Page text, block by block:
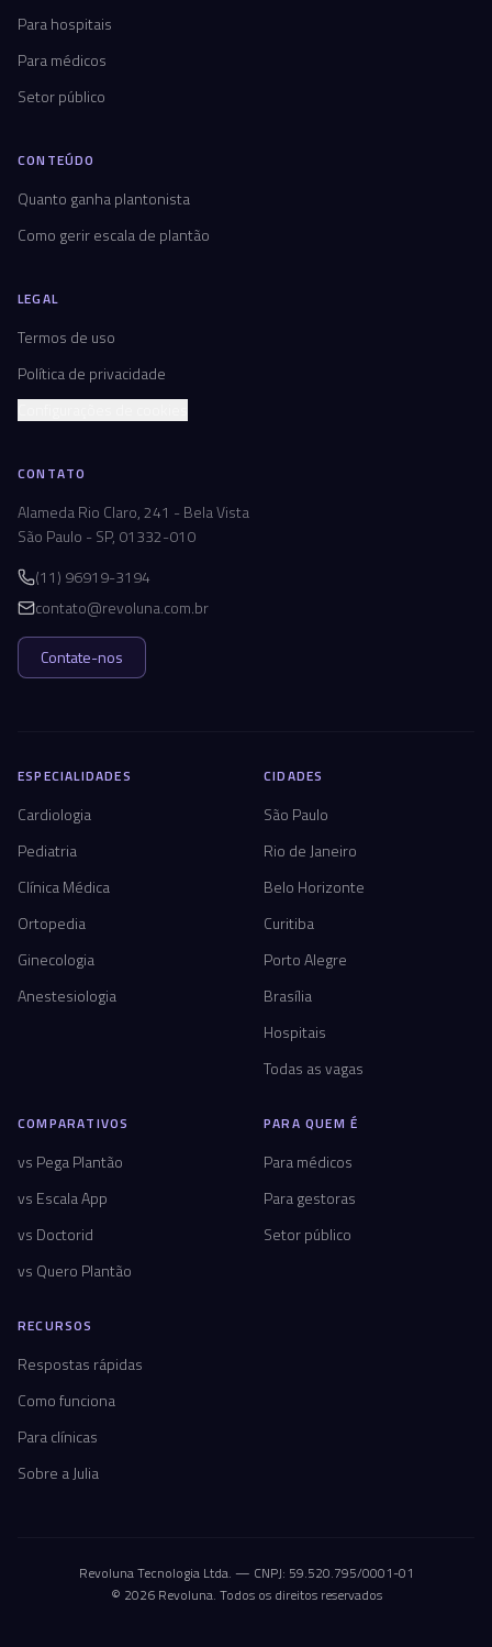
Para hospitais
Para médicos
Setor público
CONTEÚDO
Quanto ganha plantonista
Como gerir escala de plantão
LEGAL
Termos de uso
Política de privacidade
CONTATO
Alameda Rio Claro, 241 - Bela Vista
São Paulo - SP, 01332-010
(11) 96919-3194
contato@revoluna.com.br
Contate-nos
ESPECIALIDADES
Cardiologia
Pediatria
Clínica Médica
Ortopedia
Ginecologia
Anestesiologia
CIDADES
São Paulo
Rio de Janeiro
Belo Horizonte
Curitiba
Porto Alegre
Brasília
Hospitais
Todas as vagas
COMPARATIVOS
vs Pega Plantão
vs Escala App
vs Doctorid
vs Quero Plantão
PARA QUEM É
Para médicos
Para gestoras
Setor público
RECURSOS
Respostas rápidas
Como funciona
Para clínicas
Sobre a Julia
Revoluna Tecnologia Ltda. — CNPJ: 59.520.795/0001-01
© 2026 Revoluna. Todos os direitos reservados